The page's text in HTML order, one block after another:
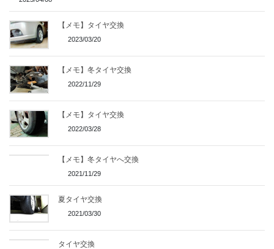
【メモ】タイヤ交換
2023/03/20
【メモ】冬タイヤ交換
2022/11/29
【メモ】タイヤ交換
2022/03/28
【メモ】冬タイヤへ交換
2021/11/29
夏タイヤ交換
2021/03/30
タイヤ交換